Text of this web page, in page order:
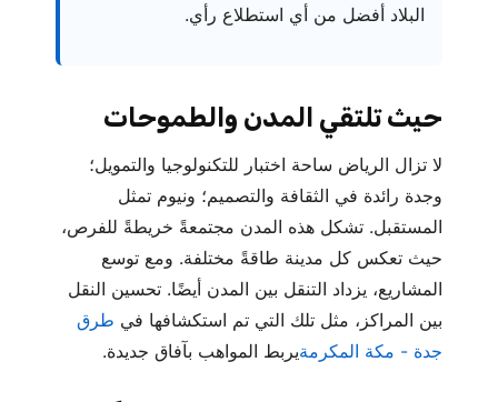
البلاد أفضل من أي استطلاع رأي.
حيث تلتقي المدن والطموحات
لا تزال الرياض ساحة اختبار للتكنولوجيا والتمويل؛
وجدة رائدة في الثقافة والتصميم؛ ونيوم تمثل
المستقبل. تشكل هذه المدن مجتمعةً خريطةً للفرص،
حيث تعكس كل مدينة طاقةً مختلفة. ومع توسع
المشاريع، يزداد التنقل بين المدن أيضًا. تحسين النقل
بين المراكز، مثل تلك التي تم استكشافها في طرق
جدة - مكة المكرمةيربط المواهب بآفاق جديدة.